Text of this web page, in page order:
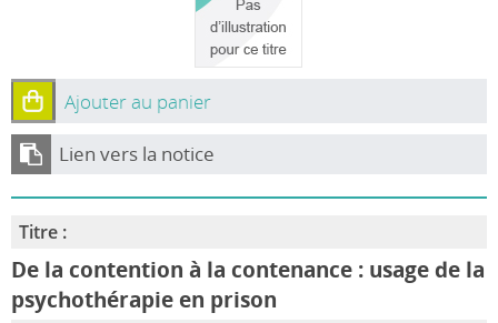
Ajouter au panier
Lien vers la notice
Titre :
De la contention à la contenance : usage de la
psychothérapie en prison